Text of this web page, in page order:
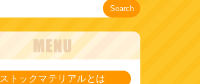
Search
ストックマテリアルとは